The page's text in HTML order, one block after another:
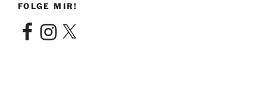
FOLGE MIR!
FacebookInstagram
X